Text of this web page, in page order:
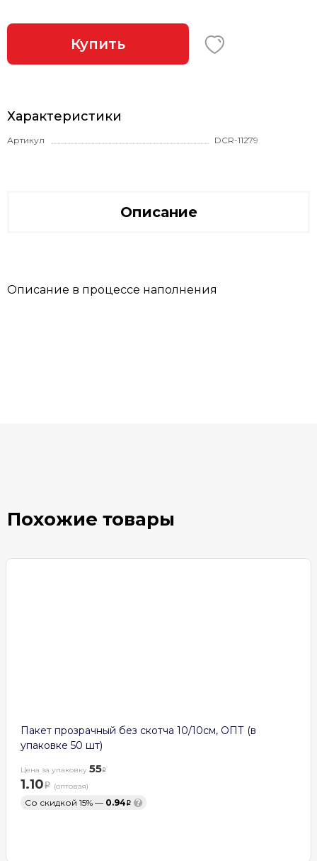
Купить
Характеристики
Артикул DCR-11279
Описание
Описание в процессе наполнения
Похожие товары
Пакет прозрачный без скотча 10/10см, ОПТ (в
упаковке 50 шт)
Цена за упаковку 55
1.10 (оптовая)
Со скидкой 15% — 0.94 ?